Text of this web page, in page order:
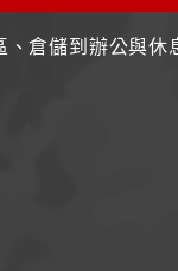
倉儲到辦公與休